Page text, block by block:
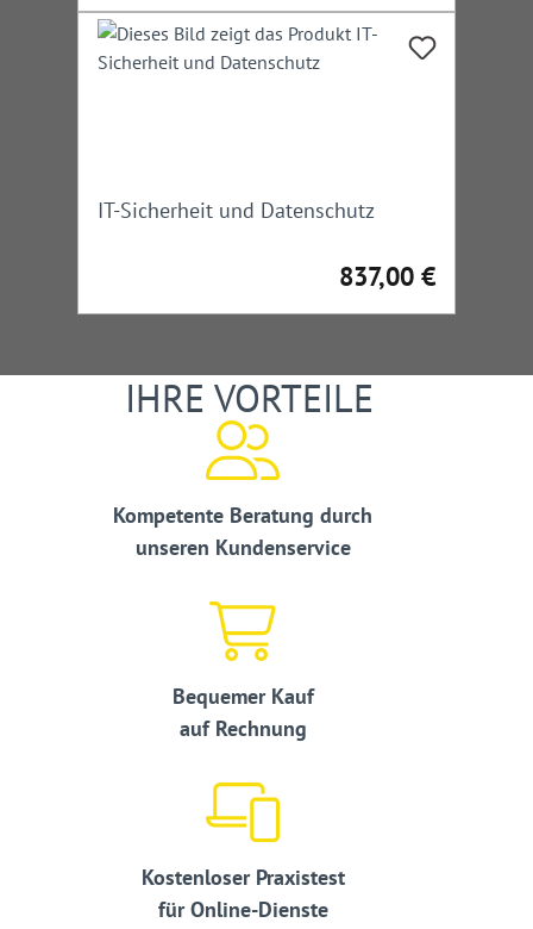
IT-Sicherheit und Datenschutz
Regulärer Preis:
837,00 €
IHRE VORTEILE
Kompetente Beratung durch
unseren Kundenservice
Bequemer Kauf
auf Rechnung
Kostenloser Praxistest
für Online-Dienste